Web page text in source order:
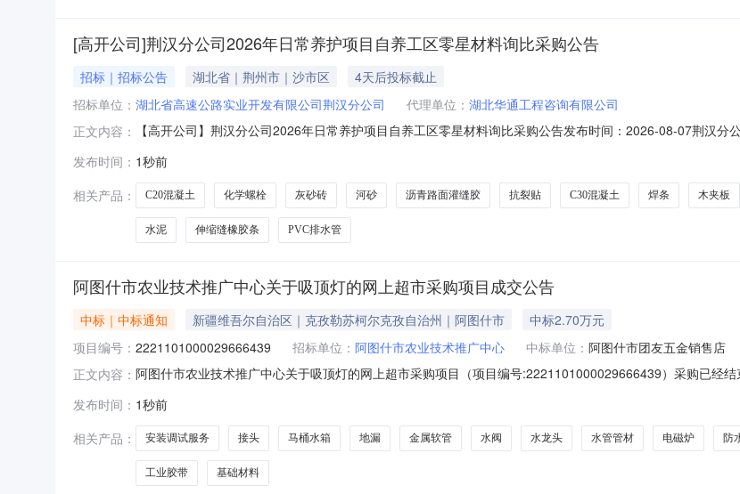
[高开公司]荆汉分公司2026年日常养护项目自养工区零星材料询比采购公告
招标｜招标公告 湖北省｜荆州市｜沙市区
4天后投标截止
招标单位： 湖北省高速公路实业开发有限公司荆汉分公司 代理单位： 湖北华通工程咨询有限公司
正文内容：
【高开公司】荆汉分公司2026年日常养护项目自养工区零星材料询比采购公告发布时间：2026-08-07荆汉
的需要，湖北省高速公路实业开发有限公司荆汉分公司现委托湖北华通工程咨询有限公司（以下简称“采购代
况本项目为荆汉分
发布时间： 1秒前
相关产品：
C20混凝土 化学螺栓 灰砂砖 河砂 沥青路面灌缝胶 抗裂贴 C30混凝土 焊条 木夹板
水泥 伸缩缝橡胶条 PVC排水管
阿图什市农业技术推广中心关于吸顶灯的网上超市采购项目成交公告
中标｜中标通知 新疆维吾尔自治区｜克孜勒苏柯尔克孜自治州｜阿图什市
中标2.70万元
项目编号： 2221101000029666439 招标单位： 阿图什市农业技术推广中心 中标单位： 阿图什市团友五金销售店
正文内容： 阿图什市农业技术推广中心关于吸顶灯的网上超市采购项目（项目编号:2221101000029666439）采购已经
码:653001项目所在行政区划名称:新疆维吾尔自治区克孜勒苏柯尔克孜自治州阿图什市报价起止时间:-二、采
发布时间： 1秒前
相关产品：
安装调试服务 接头 马桶水箱 地漏 金属软管 水阀 水龙头 水管管材 电磁炉 防
工业胶带 基础材料